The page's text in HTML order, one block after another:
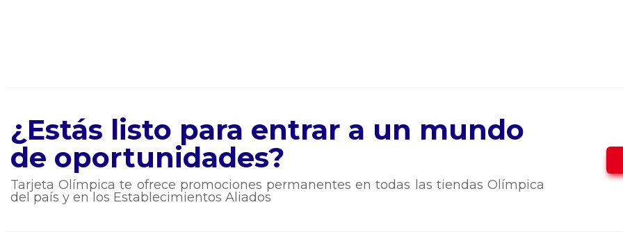
¿Estás listo para entrar a un mundo
de oportunidades?
Tarjeta Olímpica te ofrece promociones permanentes en todas las tiendas Olímpica
del país y en los Establecimientos Aliados